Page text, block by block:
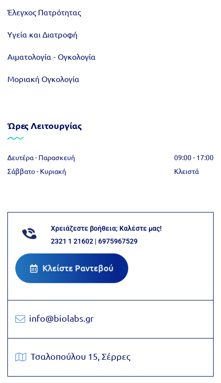
Έλεγχος Πατρότητας
Υγεία και Διατροφή
Αιματολογία - Ογκολογία
Μοριακή Ογκολογία
Ώρες Λειτουργίας
Δευτέρα - Παρασκευή
09:00 - 17:00
Σάββατο - Κυριακή
Κλειστά
Χρειάζεστε βοήθεια; Καλέστε μας!
2321 1 21602 | 6975967529
Κλείστε Ραντεβού
info@biolabs.gr
Τσαλοπούλου 15, Σέρρες